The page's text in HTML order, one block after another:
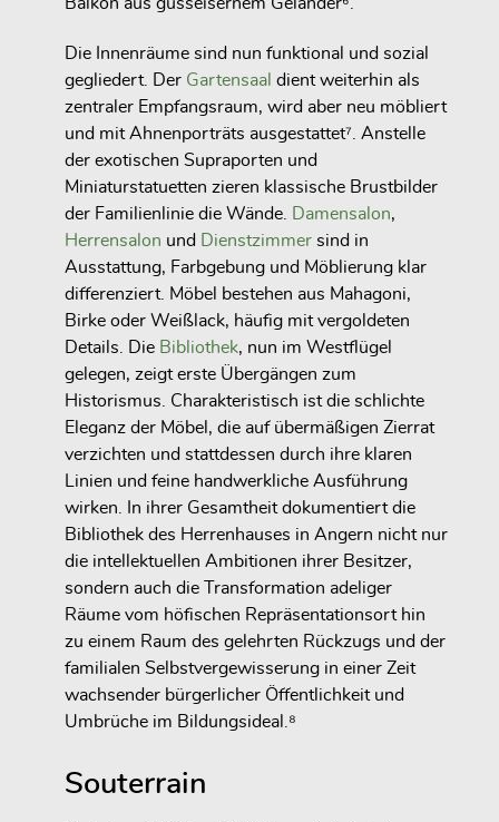
Die Innenräume sind nun funktional und sozial
gegliedert. Der Gartensaal dient weiterhin als
zentraler Empfangsraum, wird aber neu möbliert
und mit Ahnenporträts ausgestattet⁷. Anstelle
der exotischen Supraporten und
Miniaturstatuetten zieren klassische Brustbilder
der Familienlinie die Wände.
Damensalon,
Herrensalon und Dienstzimmer sind in
Ausstattung, Farbgebung und Möblierung klar
differenziert. Möbel bestehen aus Mahagoni,
Birke oder Weißlack, häufig mit vergoldeten
Details. Die Bibliothek, nun im Westflügel
gelegen, zeigt erste Übergängen zum
Historismus. Charakteristisch ist die schlichte
Eleganz der Möbel, die auf übermäßigen Zierrat
verzichten und stattdessen durch ihre klaren
Linien und feine handwerkliche Ausführung
wirken. In ihrer Gesamtheit dokumentiert die
Bibliothek des Herrenhauses in Angern nicht nur
die intellektuellen Ambitionen ihrer Besitzer,
sondern auch die Transformation adeliger
Räume vom höfischen Repräsentationsort hin
zu einem Raum des gelehrten Rückzugs und der
familialen Selbstvergewisserung in einer Zeit
wachsender bürgerlicher Öffentlichkeit und
Umbrüche im Bildungsideal.⁸
Souterrain